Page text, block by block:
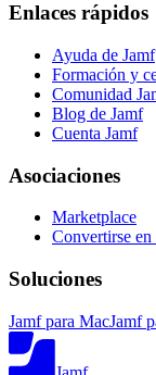
Enlaces rápidos
Ayuda de Jamf
Formación y
Comunidad
Blog de Jamf
Cuenta Jamf
Asociaciones
Marketplace
Convertirse en
Soluciones
Jamf para MacJamf